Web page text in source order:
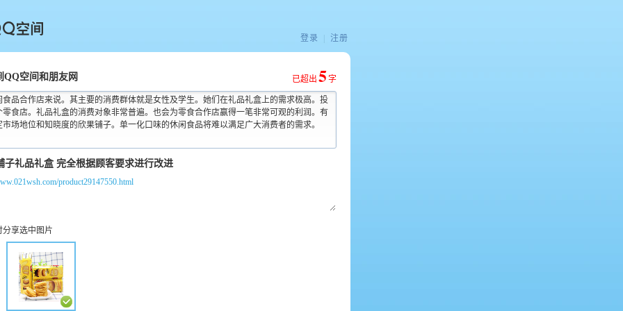
间
登录 注册
QQ空间和朋友网
食品合作店来说。其主要的消费群体就是女性及学生。她们在礼品礼盒上的需求极高。投
零食店。礼品礼盒的消费对象非常普遍。也会为零食合作店赢得一笔非常可观的利润。有
市场地位和知晓度的欣果铺子。单一化口味的休闲食品将难以满足广大消费者的需求。
已超出 5字
product29147550.html
分享选中图片